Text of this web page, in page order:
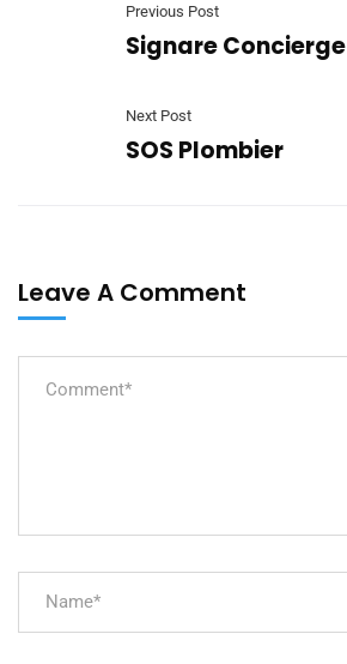
Previous Post
Signare Concierge
Next Post
SOS Plombier
Leave A Comment